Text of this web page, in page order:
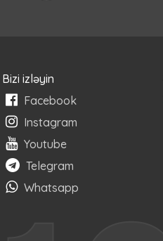
Bizi izləyin
Facebook
Instagram
Youtube
Telegram
Whatsapp